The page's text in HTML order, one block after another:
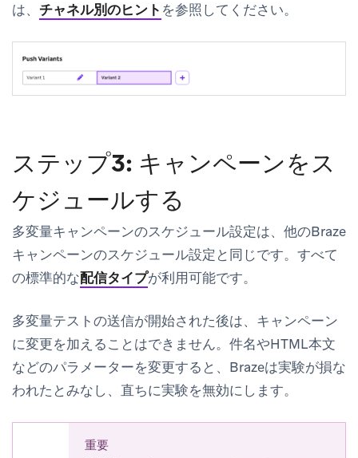
は、 チャネル別のヒント を参照してください。
ステップ3: キャンペーンをス
ケジュールする
多変量キャンペーンのスケジュール設定は、他のBraze
キャンペーンのスケジュール設定と同じです。すべて
の標準的な配信タイプが利用可能です。
多変量テストの送信が開始された後は、キャンペーン
に変更を加えることはできません。件名やHTML本文
などのパラメーターを変更すると、Brazeは実験が損な
われたとみなし、直ちに実験を無効にします。
重要